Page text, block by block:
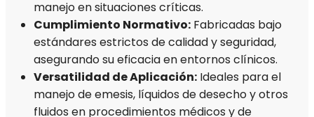
manejo en situaciones críticas.
Cumplimiento Normativo: Fabricadas bajo
estándares estrictos de calidad y seguridad,
asegurando su eficacia en entornos clínicos.
Versatilidad de Aplicación: Ideales para el
manejo de emesis, líquidos de desecho y otros
fluidos en procedimientos médicos y de